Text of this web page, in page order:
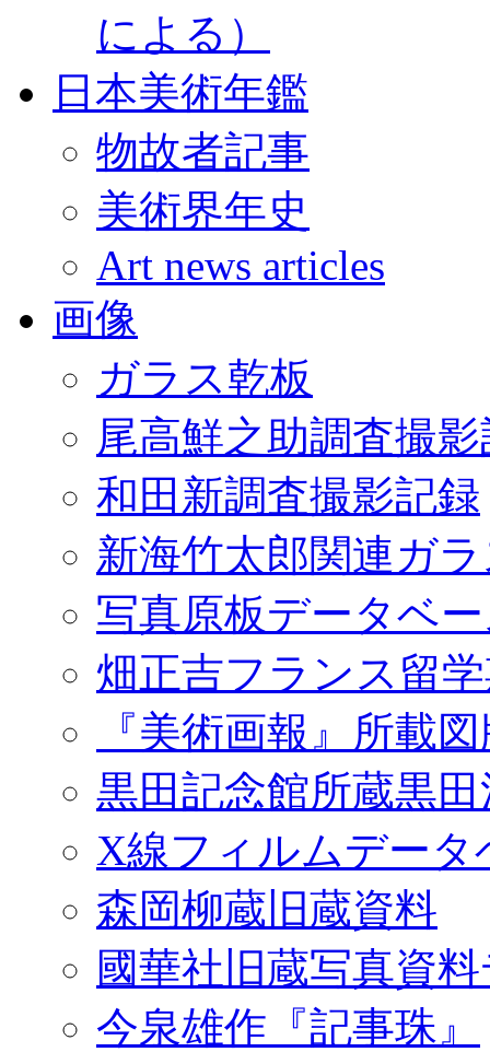
による）
日本美術年鑑
物故者記事
美術界年史
Art news articles
画像
ガラス乾板
尾高鮮之助調査撮
和田新調査撮影記録
新海竹太郎関連ガ
写真原板データベ
畑正吉フランス留
『美術画報』所載
黒田記念館所蔵黒
X線フィルムデータ
森岡柳蔵旧蔵資料
國華社旧蔵写真資
今泉雄作『記事珠』